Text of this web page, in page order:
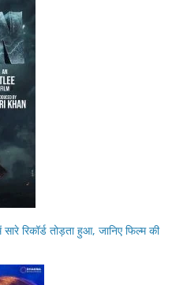
रिकॉर्ड तोड़ता हुआ, जानिए फिल्म की